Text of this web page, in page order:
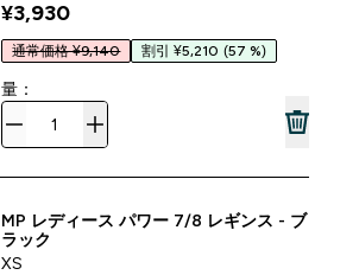
¥3,930‎
通常価格 ¥9,140 割引 ¥5,210 (57 %)
量：
MP レディース パワー 7/8 レギンス - ブ
ラック
XS